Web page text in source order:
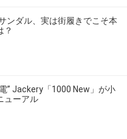
ンダル、実は街履きでこそ本
？
” Jackery「1000 New」が小
ューアル